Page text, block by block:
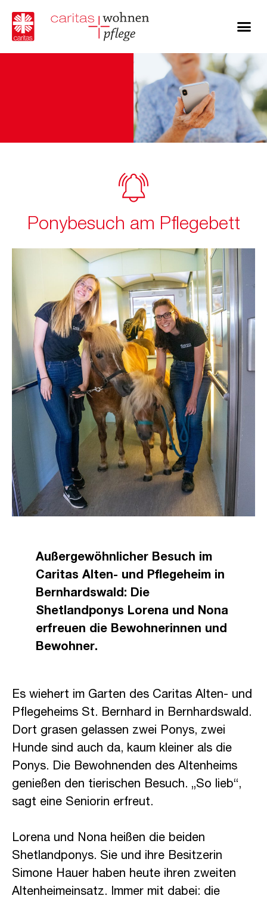
Ponybesuch am Pflegebett
Außergewöhnlicher Besuch im
Caritas Alten- und Pflegeheim in
Bernhardswald: Die
Shetlandponys Lorena und Nona
erfreuen die Bewohnerinnen und
Bewohner.
Es wiehert im Garten des Caritas Alten- und
Pflegeheims St. Bernhard in Bernhardswald.
Dort grasen gelassen zwei Ponys, zwei
Hunde sind auch da, kaum kleiner als die
Ponys. Die Bewohnenden des Altenheims
genießen den tierischen Besuch. „So lieb“,
sagt eine Seniorin erfreut.
Lorena und Nona heißen die beiden
Shetlandponys. Sie und ihre Besitzerin
Simone Hauer haben heute ihren zweiten
Altenheimeinsatz. Immer mit dabei: die